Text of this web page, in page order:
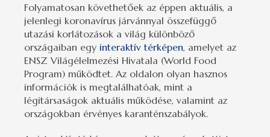
Folyamatosan követhetőek az éppen aktuális, a
jelenlegi koronavírus járvánnyal összefüggő
utazási korlátozások a világ különböző
országaiban egy interaktív térképen, amelyet az
ENSZ Világélelmezési Hivatala (World Food
Program) működtet. Az oldalon olyan hasznos
információk is megtalálhatóak, mint a
légitársaságok aktuális működése, valamint az
országokban érvényes karanténszabályok.